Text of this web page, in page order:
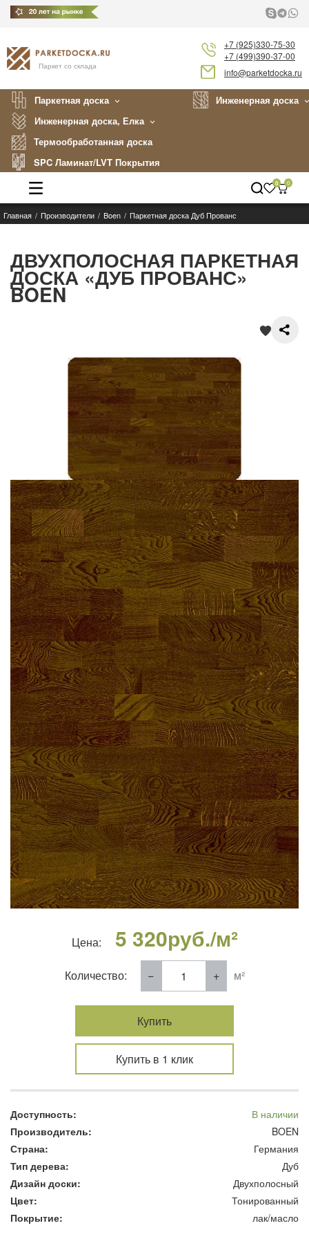
Паркет со склада
+7 (925)330-75-30
+7 (499)390-37-00
info@parketdocka.ru
Паркетная доска
Инженерная доска
Инженерная доска, Елка
Термообработанная доска
SPC Ламинат/LVT Покрытия
Каталог
Укладка
Примеры работ
Покупателям
0 0
Главная Производители Boen Паркетная доска Дуб Прованс
ДВУХПОЛОСНАЯ ПАРКЕТНАЯ
ДОСКА «ДУБ ПРОВАНС»
BOEN
Цена: 5 320руб./м²
Количество: м²
Купить
Купить в 1 клик
Доступность:
В наличии
Производитель:
BOEN
Страна:
Германия
Тип дерева:
Дуб
Дизайн доски:
Двухполосный
Цвет:
Тонированный
Покрытие:
лак/масло